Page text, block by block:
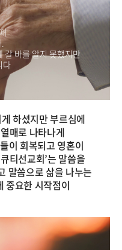
.
갈 바를 알지 못했지만
다
하셨지만 부르심에
매로 나타나게
이 회복되고 영혼이
티선교회’는 말씀을
말씀으로 삶을 나누는
중요한 시작점이